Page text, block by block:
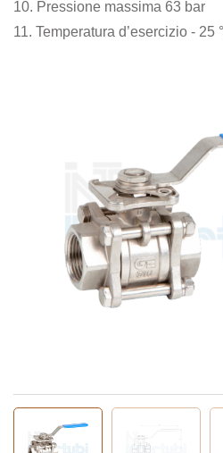
10. Pressione massima 63 bar
11. Temperatura d’esercizio - 25